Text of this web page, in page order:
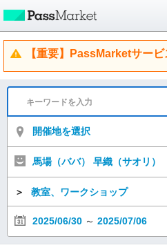
【重要】PassMarketサー
開催地を選択
馬場（ババ） 早織（サオリ）
＞ 教室、ワークショップ
2025/06/30 ～ 2025/07/06